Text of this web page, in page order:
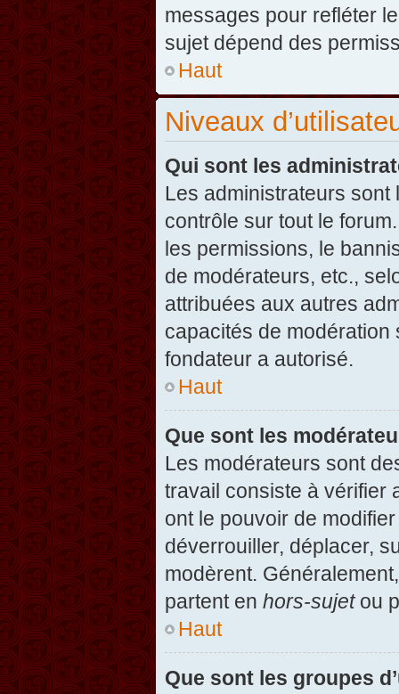
messages pour refléter
sujet dépend des
Haut
Niveaux
Qui sont les
Les administrateurs
contrôle sur tout le
les permissions, le
de modérateurs, etc.,
attribuées aux autres
capacités de modération
fondateur a autorisé.
Haut
Que sont les
Les modérateurs sont
travail consiste à vérifier
ont le pouvoir de
déverrouiller, déplacer,
modèrent.
partent en hors-sujetou
Haut
Que sont les groupes